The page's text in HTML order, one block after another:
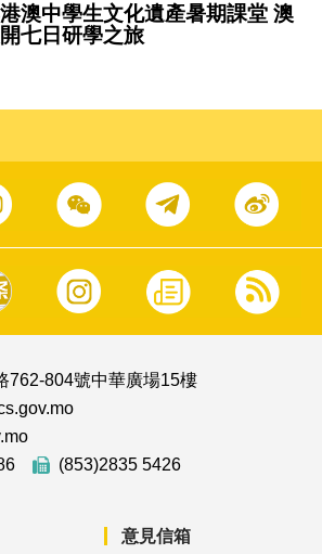
澳中學生文化遺產暑期課堂 澳
七日研學之旅
762-804號中華廣場15樓
(853)2835 5426
意見信箱